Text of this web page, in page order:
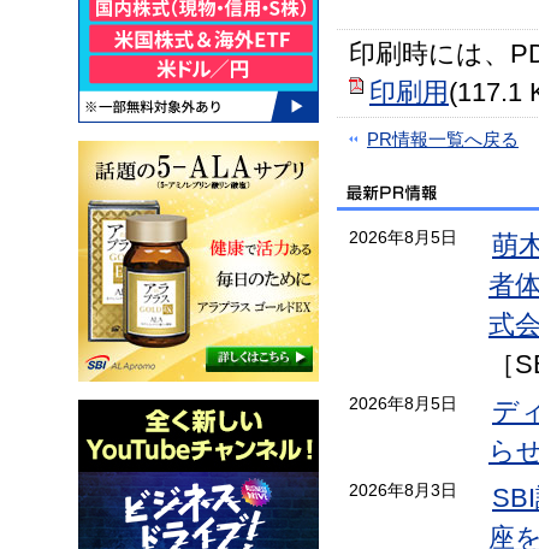
印刷時には、
印刷用 (117.1
PR情報一覧へ戻る
2026年8月5日
萌
者
式
［
2026年8月5日
デ
ら
2026年8月3日
座